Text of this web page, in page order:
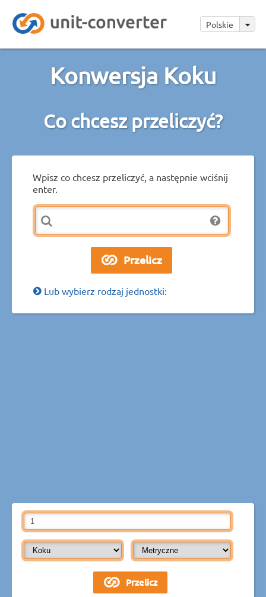
Polskie
Konwersja Koku
Co chcesz przeliczyć?
Wpisz co chcesz przeliczyć, a następnie wciśnij
enter.
Lub wybierz rodzaj jednostki: